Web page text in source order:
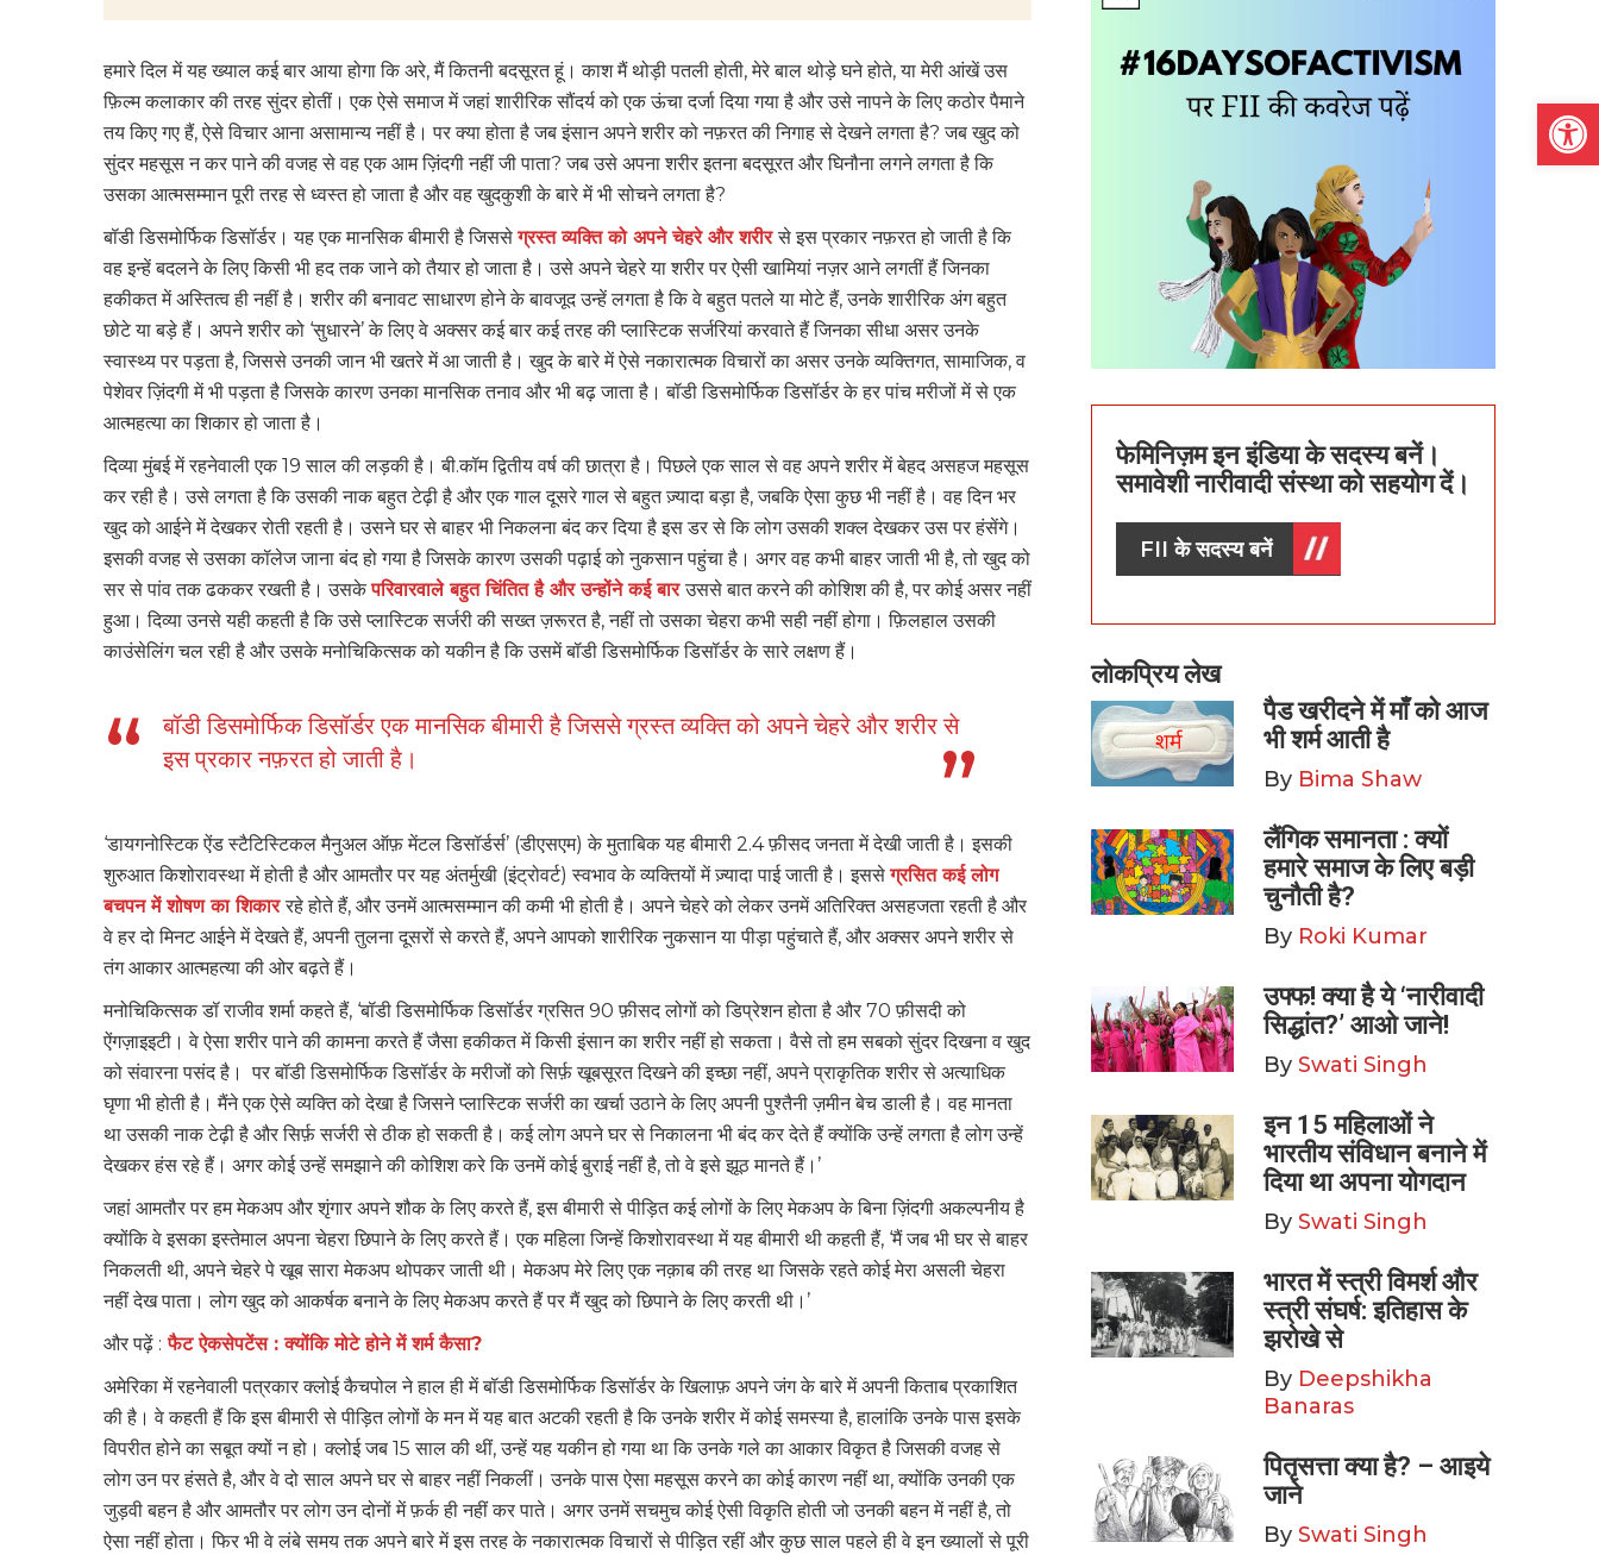
हमारे दिल में यह ख्याल कई बार आया होगा कि अरे, मैं कितनी बदसूरत हूं। काश मैं थोड़ी पतली होती, मेरे बाल थोड़े घने होते, या मेरी आंखें उस
फ़िल्म कलाकार की तरह सुंदर होतीं। एक ऐसे समाज में जहां शारीरिक सौंदर्य को एक ऊंचा दर्जा दिया गया है और उसे नापने के लिए कठोर पैमाने
तय किए गए हैं, ऐसे विचार आना असामान्य नहीं है। पर क्या होता है जब इंसान अपने शरीर को नफ़रत की निगाह से देखने लगता है? जब खुद को
सुंदर महसूस न कर पाने की वजह से वह एक आम ज़िंदगी नहीं जी पाता? जब उसे अपना शरीर इतना बदसूरत और घिनौना लगने लगता है कि
उसका आत्मसम्मान पूरी तरह से ध्वस्त हो जाता है और वह खुदकुशी के बारे में भी सोचने लगता है?
बॉडी डिसमोर्फिक डिसॉर्डर। यह एक मानसिक बीमारी है जिससेग्रस्त व्यक्ति को अपने चेहरे और शरीरसे इस प्रकार नफ़रत हो जाती है कि
वह इन्हें बदलने के लिए किसी भी हद तक जाने को तैयार हो जाता है। उसे अपने चेहरे या शरीर पर ऐसी खामियां नज़र आने लगतीं हैं जिनका
हकीकत में अस्तित्व ही नहीं है। शरीर की बनावट साधारण होने के बावजूद उन्हें लगता है कि वे बहुत पतले या मोटे हैं, उनके शारीरिक अंग बहुत
छोटे या बड़े हैं। अपने शरीर को ‘सुधारने’ के लिए वे अक्सर कई बार कई तरह की प्लास्टिक सर्जरियां करवाते हैं जिनका सीधा असर उनके
स्वास्थ्य पर पड़ता है, जिससे उनकी जान भी खतरे में आ जाती है। खुद के बारे में ऐसे नकारात्मक विचारों का असर उनके व्यक्तिगत, सामाजिक, व
पेशेवर ज़िंदगी में भी पड़ता है जिसके कारण उनका मानसिक तनाव और भी बढ़ जाता है। बॉडी डिसमोर्फिक डिसॉर्डर के हर पांच मरीजों में से एक
आत्महत्या का शिकार हो जाता है।
दिव्या मुंबई में रहनेवाली एक 19 साल की लड़की है। बी.कॉम द्वितीय वर्ष की छात्रा है। पिछले एक साल से वह अपने शरीर में बेहद असहज महसूस
कर रही है। उसे लगता है कि उसकी नाक बहुत टेढ़ी है और एक गाल दूसरे गाल से बहुत ज़्यादा बड़ा है, जबकि ऐसा कुछ भी नहीं है। वह दिन भर
खुद को आईने में देखकर रोती रहती है। उसने घर से बाहर भी निकलना बंद कर दिया है इस डर से कि लोग उसकी शक्ल देखकर उस पर हंसेंगे।
इसकी वजह से उसका कॉलेज जाना बंद हो गया है जिसके कारण उसकी पढ़ाई को नुकसान पहुंचा है। अगर वह कभी बाहर जाती भी है, तो खुद को
सर से पांव तक ढककर रखती है। उसकेपरिवारवाले बहुत चिंतित है और उन्होंने कई बारउससे बात करने की कोशिश की है, पर कोई असर नहीं
हुआ। दिव्या उनसे यही कहती है कि उसे प्लास्टिक सर्जरी की सख्त ज़रूरत है, नहीं तो उसका चेहरा कभी सही नहीं होगा। फ़िलहाल उसकी
काउंसेलिंग चल रही है और उसके मनोचिकित्सक को यकीन है कि उसमें बॉडी डिसमोर्फिक डिसॉर्डर के सारे लक्षण हैं।
बॉडी डिसमोर्फिक डिसॉर्डर एक मानसिक बीमारी है जिससे ग्रस्त व्यक्ति को अपने चेहरे और शरीर से
इस प्रकार नफ़रत हो जाती है।
‘डायगनोस्टिक ऐंड स्टैटिस्टिकल मैनुअल ऑफ़ मेंटल डिसॉर्डर्स’ (डीएसएम) के मुताबिक यह बीमारी 2.4 फ़ीसद जनता में देखी जाती है। इसकी
शुरुआत किशोरावस्था में होती है और आमतौर पर यह अंतर्मुखी (इंट्रोवर्ट) स्वभाव के व्यक्तियों में ज़्यादा पाई जाती है। इससेग्रसित कई लोग
बचपन में शोषण का शिकाररहे होते हैं, और उनमें आत्मसम्मान की कमी भी होती है। अपने चेहरे को लेकर उनमें अतिरिक्त असहजता रहती है और
वे हर दो मिनट आईने में देखते हैं, अपनी तुलना दूसरों से करते हैं, अपने आपको शारीरिक नुकसान या पीड़ा पहुंचाते हैं, और अक्सर अपने शरीर से
तंग आकार आत्महत्या की ओर बढ़ते हैं।
मनोचिकित्सक डॉ राजीव शर्मा कहते हैं, ‘बॉडी डिसमोर्फिक डिसॉर्डर ग्रसित 90 फ़ीसद लोगों को डिप्रेशन होता है और 70 फ़ीसदी को
ऐंगज़ाइइटी। वे ऐसा शरीर पाने की कामना करते हैं जैसा हकीकत में किसी इंसान का शरीर नहीं हो सकता। वैसे तो हम सबको सुंदर दिखना व खुद
को संवारना पसंद है। पर बॉडी डिसमोर्फिक डिसॉर्डर के मरीजों को सिर्फ़ खूबसूरत दिखने की इच्छा नहीं, अपने प्राकृतिक शरीर से अत्याधिक
घृणा भी होती है। मैंने एक ऐसे व्यक्ति को देखा है जिसने प्लास्टिक सर्जरी का खर्चा उठाने के लिए अपनी पुश्तैनी ज़मीन बेच डाली है। वह मानता
था उसकी नाक टेढ़ी है और सिर्फ़ सर्जरी से ठीक हो सकती है। कई लोग अपने घर से निकालना भी बंद कर देते हैं क्योंकि उन्हें लगता है लोग उन्हें
देखकर हंस रहे हैं। अगर कोई उन्हें समझाने की कोशिश करे कि उनमें कोई बुराई नहीं है, तो वे इसे झूठ मानते हैं।’
जहां आमतौर पर हम मेकअप और शृंगार अपने शौक के लिए करते हैं, इस बीमारी से पीड़ित कई लोगों के लिए मेकअप के बिना ज़िंदगी अकल्पनीय है
क्योंकि वे इसका इस्तेमाल अपना चेहरा छिपाने के लिए करते हैं। एक महिला जिन्हें किशोरावस्था में यह बीमारी थी कहती हैं, ‘मैं जब भी घर से बाहर
निकलती थी, अपने चेहरे पे खूब सारा मेकअप थोपकर जाती थी। मेकअप मेरे लिए एक नक़ाब की तरह था जिसके रहते कोई मेरा असली चेहरा
नहीं देख पाता। लोग खुद को आकर्षक बनाने के लिए मेकअप करते हैं पर मैं खुद को छिपाने के लिए करती थी।’
और पढ़ें : फैट ऐकसेपटेंस : क्योंकि मोटे होने में शर्म कैसा?
अमेरिका में रहनेवाली पत्रकार क्लोई कैचपोल ने हाल ही में बॉडी डिसमोर्फिक डिसॉर्डर के खिलाफ़ अपने जंग के बारे में अपनी किताब प्रकाशित
की है। वे कहती हैं कि इस बीमारी से पीड़ित लोगों के मन में यह बात अटकी रहती है कि उनके शरीर में कोई समस्या है, हालांकि उनके पास इसके
विपरीत होने का सबूत क्यों न हो। क्लोई जब 15 साल की थीं, उन्हें यह यकीन हो गया था कि उनके गले का आकार विकृत है जिसकी वजह से
लोग उन पर हंसते है, और वे दो साल अपने घर से बाहर नहीं निकलीं। उनके पास ऐसा महसूस करने का कोई कारण नहीं था, क्योंकि उनकी एक
जुड़वी बहन है और आमतौर पर लोग उन दोनों में फ़र्क ही नहीं कर पाते। अगर उनमें सचमुच कोई ऐसी विकृति होती जो उनकी बहन में नहीं है, तो
ऐसा नहीं होता। फिर भी वे लंबे समय तक अपने बारे में इस तरह के नकारात्मक विचारों से पीड़ित रहीं और कुछ साल पहले ही वे इन ख्यालों से पूरी
फेमिनिज़म इन इंडिया के सदस्य बनें।
समावेशी नारीवादी संस्था को सहयोग दें।
FII के सदस्य बनें
लोकप्रिय लेख
पैड खरीदने में माँ को आज
भी शर्म आती है
By Bima Shaw
लैंगिक समानता : क्यों
हमारे समाज के लिए बड़ी
चुनौती है?
By Roki Kumar
उफ्फ! क्या है ये ‘नारीवादी
सिद्धांत?’ आओ जाने!
By Swati Singh
इन 15 महिलाओं ने
भारतीय संविधान बनाने में
दिया था अपना योगदान
By Swati Singh
भारत में स्त्री विमर्श और
स्त्री संघर्ष: इतिहास के
झरोखे से
By Deepshikha
Banaras
पितृसत्ता क्या है? – आइये
जाने
By Swati Singh